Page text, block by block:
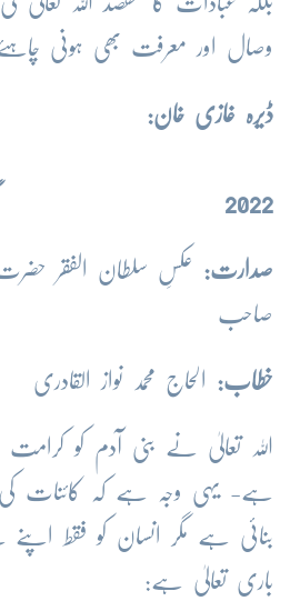
وصال اور معرفت بھی ہونی
ڈیرہ غازی خان:
2022
صدارت: عکسِ سلطان الفقر حضرت
صاحب
خطاب: الحاج محمد نواز القادری
اللہ تعالیٰ نے بنی آدم کو کرامت
ہے- یہی وجہ ہے کہ کائنات
بنائی ہے مگر انسان کو فقط اپنے
باری تعالیٰ ہے: